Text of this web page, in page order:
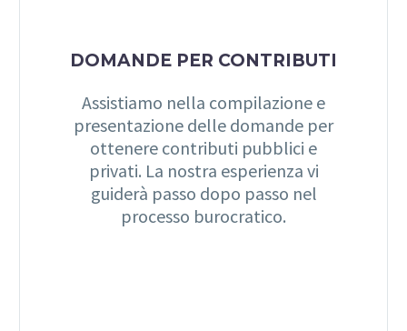
DOMANDE PER CONTRIBUTI
Assistiamo nella compilazione e
presentazione delle domande per
ottenere contributi pubblici e
privati. La nostra esperienza vi
guiderà passo dopo passo nel
processo burocratico.